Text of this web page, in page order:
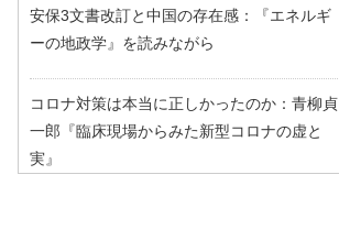
安保3文書改訂と中国の存在感：『エネルギ
ーの地政学』を読みながら
コロナ対策は本当に正しかったのか：青柳貞
一郎『臨床現場からみた新型コロナの虚と
実』